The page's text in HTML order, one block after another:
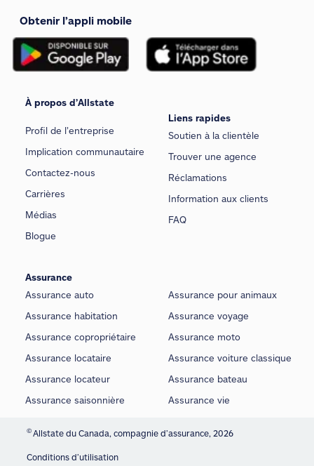
Obtenir l’appli mobile
À propos d’Allstate
Profil de l’entreprise
Implication communautaire
Contactez-nous
Carrières
Médias
Blogue
Liens rapides
Soutien à la clientèle
Trouver une agence
Réclamations
Information aux clients
FAQ
Assurance
Assurance auto
Assurance habitation
Assurance copropriétaire
Assurance locataire
Assurance locateur
Assurance saisonnière
Assurance pour animaux
Assurance voyage
Assurance moto
Assurance voiture classique
Assurance bateau
Assurance vie
©Allstate du Canada, compagnie d’assurance, 2026
Conditions d’utilisation